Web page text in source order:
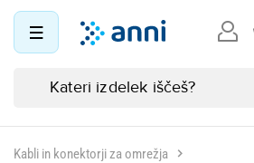
Kabli in konektorji za omrežja